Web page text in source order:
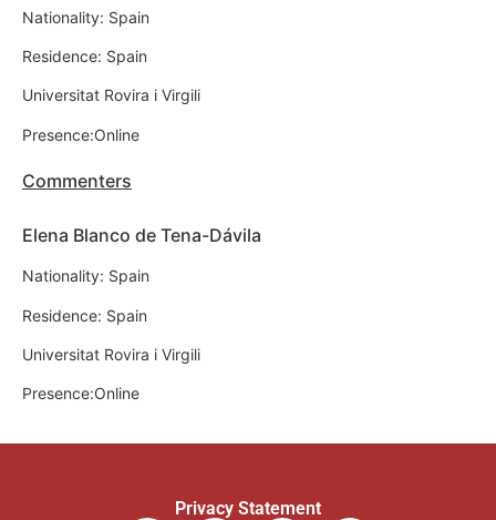
Nationality: Spain
Residence: Spain
Universitat Rovira i Virgili
Presence:Online
Commenters
Elena Blanco de Tena-Dávila
Nationality: Spain
Residence: Spain
Universitat Rovira i Virgili
Presence:Online
Privacy Statement